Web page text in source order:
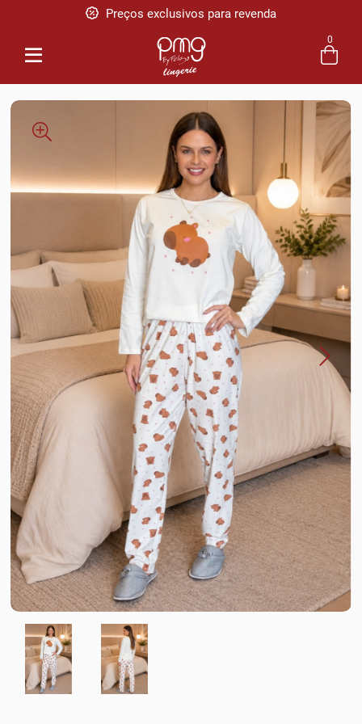
Entre com email ou cpf/cnpj
Preços exclusivos para revenda
Pague em até 5x sem juros
0